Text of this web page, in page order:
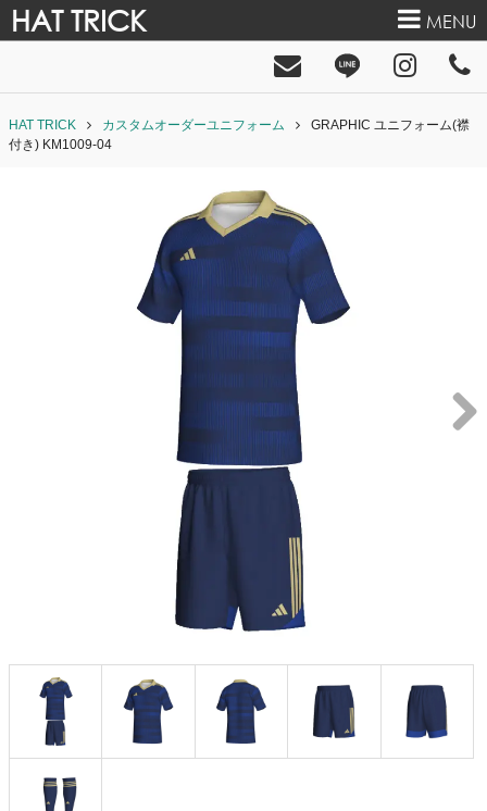
HAT TRICK MENU
HAT TRICK カスタムオーダーユニフォーム
GRAPHIC ユニフォーム(襟
付き) KM1009-04